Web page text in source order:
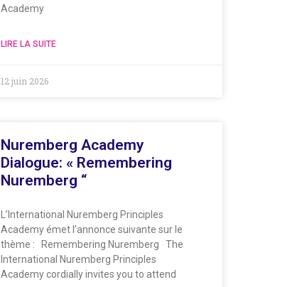
Academy
LIRE LA SUITE
12 juin 2026
Nuremberg Academy
Dialogue: « Remembering
Nuremberg “
L’International Nuremberg Principles
Academy émet l’annonce suivante sur le
thème : Remembering Nuremberg The
International Nuremberg Principles
Academy cordially invites you to attend